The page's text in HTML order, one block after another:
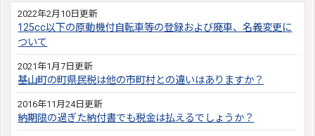
2022年2月10日更新
125cc以下の原動機付自転車等の登録および廃車、名義変更に
ついて
2021年1月7日更新
基山町の町県民税は他の市町村との違いはありますか？
2016年11月24日更新
納期限の過ぎた納付書でも税金は払えるでしょうか？